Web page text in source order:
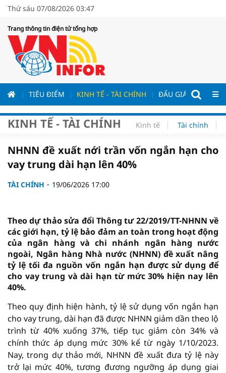
Thứ sáu 07/08/2026 03:47
Trang thông tin điện tử tổng hợp
TIÊU ĐIỂM KINH TẾ - TÀI CHÍNH ĐẤU GIÁ - ĐẤU
KINH TẾ - TÀI CHÍNH Kinh tế Tài chính
NHNN đề xuất nới trần vốn ngắn hạn cho
vay trung dài hạn lên 40%
TÀI CHÍNH 19/06/2026 17:00
Theo dự thảo sửa đổi Thông tư 22/2019/TT-NHNN về
các giới hạn, tỷ lệ bảo đảm an toàn trong hoạt động
của ngân hàng và chi nhánh ngân hàng nước
ngoài, Ngân hàng Nhà nước (NHNN) đề xuất nâng
tỷ lệ tối đa nguồn vốn ngắn hạn được sử dụng để
cho vay trung và dài hạn từ mức 30% hiện nay lên
40%.
Theo quy định hiện hành, tỷ lệ sử dụng vốn ngắn hạn
cho vay trung, dài hạn đã được NHNN giảm dần theo lộ
trình từ 40% xuống 37%, tiếp tục giảm còn 34% và
chính thức áp dụng mức 30% kể từ ngày 1/10/2023.
Nay, trong dự thảo mới, NHNN đề xuất đưa tỷ lệ này
trở lại mức 40%, tương đương ngưỡng áp dụng giai